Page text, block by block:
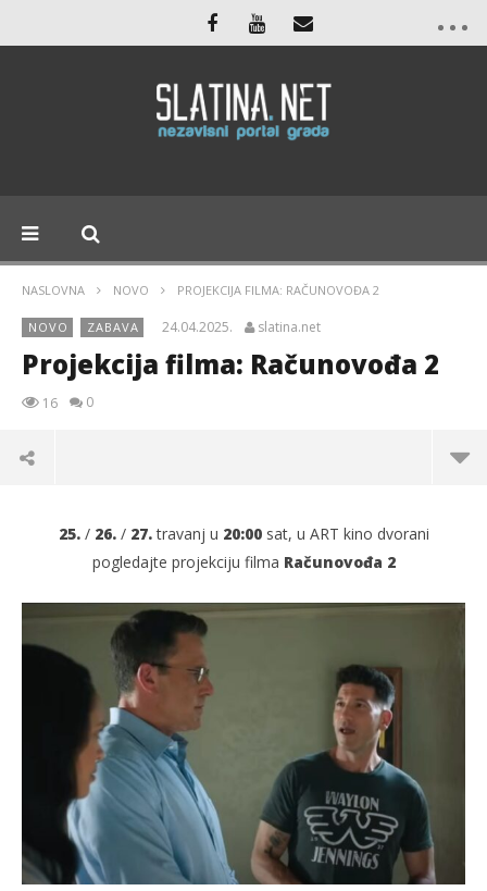
NASLOVNA NOVO PROJEKCIJA FILMA: RAČUNOVOĐA 2
NOVO ZABAVA 24.04.2025. slatina.net
Projekcija filma: Računovođa 2
16 0
TRENUTNO OTVORENO
Projekcija filma: Računovođa 2
24.04.2025.
slatina.net
25./ 26./ 27.travanj u 20:00sat, u ART kino dvorani
pogledajte projekciju filma Računovođa 2